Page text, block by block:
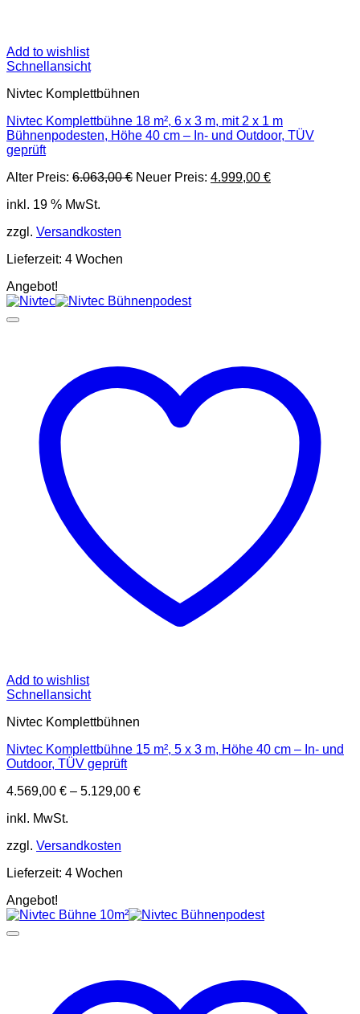
Add to wishlist
Schnellansicht
Nivtec Komplettbühnen
Nivtec Komplettbühne 18 m², 6 x 3 m, mit 2 x 1 m
Bühnenpodesten, Höhe 40 cm – In- und Outdoor, TÜV
geprüft
Alter Preis: 6.063,00€ Ursprünglicher
Neuer Preis: 4.999,00 €Aktueller
inkl. 19 % MwSt.
zzgl. Versandkosten
Lieferzeit: 4 Wochen
Angebot!
Add to wishlist
Schnellansicht
Nivtec Komplettbühnen
Nivtec Komplettbühne 15 m², 5 x 3 m, Höhe 40 cm – In- und
Outdoor, TÜV geprüft
4.569,00 € – 5.129,00 €
inkl. MwSt.
zzgl. Versandkosten
Lieferzeit: 4 Wochen
Angebot!